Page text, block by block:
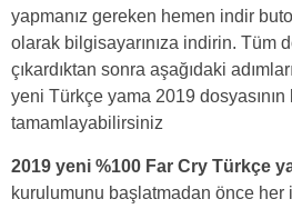
yapmanız gereken hemen indir
olarak bilgisayarınıza indirin. Tüm
çıkardıktan sonra aşağıdaki
yeni Türkçe yama 2019
tamamlayabilirsiniz
2019 yeni %100 Far Cry Türkçe
kurulumunu başlatmadan önce her